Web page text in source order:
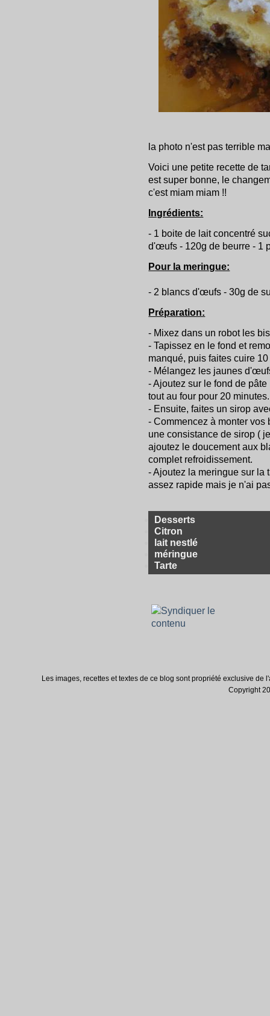
la photo n'est pas terrible
Voici une petite recette de
est super bonne, le
c'est miam miam !!
Ingrédients:
- 1 boite de lait concentré
d'œufs - 120g de beurre - 1
Pour la meringue:
- 2 blancs d'œufs - 30g de
Préparation:
- Mixez dans un robot les
- Tapissez en le fond et
manqué, puis faites cuire
- Mélangez les jaunes
- Ajoutez sur le fond de
tout au four pour 20 minutes.
- Ensuite, faites un sirop
- Commencez à monter
une consistance de sirop (
ajoutez le doucement aux
complet refroidissement.
- Ajoutez la meringue sur la
assez rapide mais je n'ai
Desserts
Citron
lait nestlé
méringue
Tarte
Les images, recettes et textes de ce blog sont propriété exclusive
Copyright